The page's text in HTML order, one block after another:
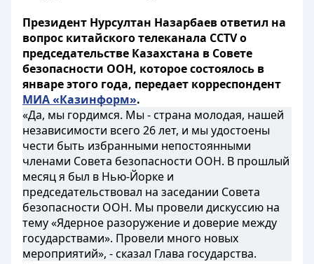
Президент Нурсултан Назарбаев ответил на
вопрос китайского телеканала ССTV о
председательстве Казахстана в Совете
безопасности ООН, которое состоялось в
январе этого года, передает корреспондент
МИА «Казинформ».
«Да, мы гордимся. Мы - страна молодая, нашей
независимости всего 26 лет, и мы удостоены
чести быть избранными непостоянными
членами Совета безопасности ООН. В прошлый
месяц я был в Нью-Йорке и
председательствовал на заседании Совета
безопасности ООН. Мы провели дискуссию на
тему «Ядерное разоружение и доверие между
государствами». Провели много новых
мероприятий», - сказал Глава государства.